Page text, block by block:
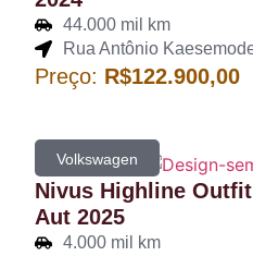
44.000 mil km
Rua Antônio
Preço: R$122.900,00
Volkswagen
Nivus Highline
Aut 2025
4.000 mil km